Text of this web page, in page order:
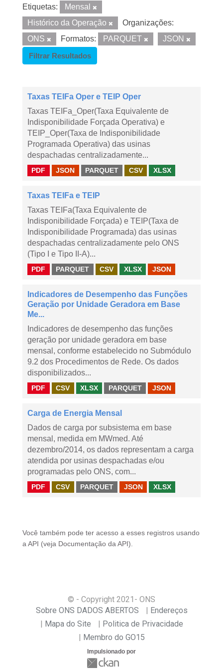
Etiquetas:
Mensal
Histórico da Operação
Organizações:
ONS
Formatos: PARQUET
JSON
Filtrar Resultados
Taxas TEIFa Oper e TEIP Oper
Taxas TEIFa_Oper(Taxa Equivalente de
Indisponibilidade Forçada Operativa) e
TEIP_Oper(Taxa de Indisponibilidade
Programada Operativa) das usinas
despachadas centralizadamente...
PDF JSON PARQUET CSV XLSX
Taxas TEIFa e TEIP
Taxas TEIFa(Taxa Equivalente de
Indisponibilidade Forçada) e TEIP(Taxa de
Indisponibilidade Programada) das usinas
despachadas centralizadamente pelo ONS
(Tipo I e Tipo II-A)...
PDF PARQUET CSV XLSX JSON
Indicadores de Desempenho das Funções
Geração por Unidade Geradora em Base
Me...
Indicadores de desempenho das funções
geração por unidade geradora em base
mensal, conforme estabelecido no Submódulo
9.2 dos Procedimentos de Rede. Os dados
disponibilizados...
PDF CSV XLSX PARQUET JSON
Carga de Energia Mensal
Dados de carga por subsistema em base
mensal, medida em MWmed. Até
dezembro/2014, os dados representam a carga
atendida por usinas despachadas e/ou
programadas pelo ONS, com...
PDF CSV PARQUET JSON XLSX
Você também pode ter acesso a esses registros usando
a API (veja Documentação da API ).
© - Copyright 2021 - ONS
Sobre ONS DADOS ABERTOS
Endereços
Mapa do Site
Politica de Privacidade
Membro do GO15
Impulsionado por